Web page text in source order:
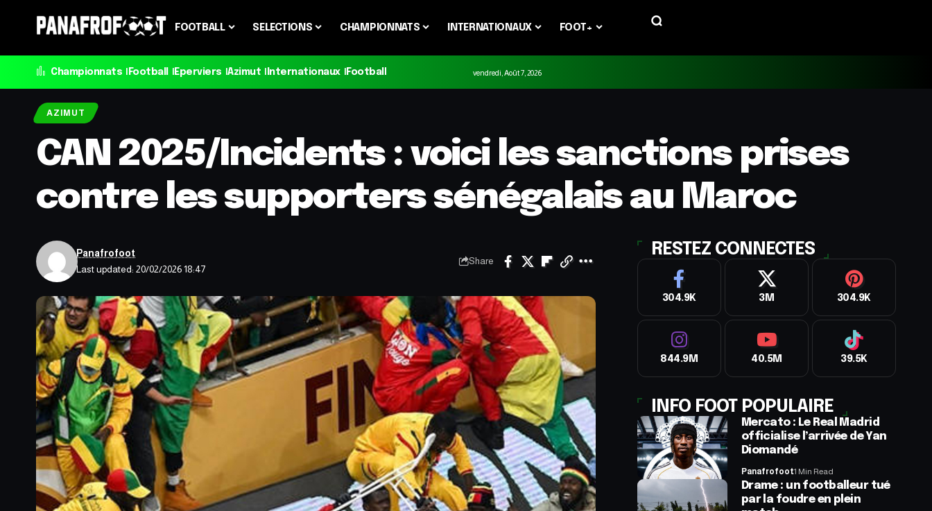
FOOTBALL SELECTIONS CHAMPIONNATS INTERNATIONAUX FOOT+
Championnats Football Eperviers Azimut Internationaux Football vendredi, Août 7, 2026
AZIMUT
CAN 2025/Incidents : voici les sanctions prises
contre les supporters sénégalais au Maroc
Last updated: 20/02/2026 18:47
Panafrofoot
Share
RESTEZ CONNECTES
304.9K 3M 304.9K
844.9M 40.5M 39.5K
INFO FOOT POPULAIRE
Mercato : Le Real Madrid
officialise l’arrivée de Yan
Diomandé
Panafrofoot1 Min Read
Drame : un footballeur tué
par la foudre en plein